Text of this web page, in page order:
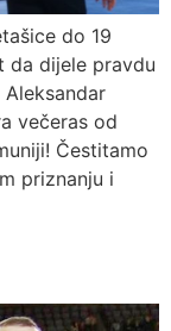
do 19
da dijele pravdu
večeras od
Čestitamo
priznanju i